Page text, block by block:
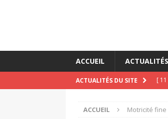
ACCUEIL ACTUALITÉS
ACTUALITÉS DU SITE [
[
ACCUEIL Motricité fine